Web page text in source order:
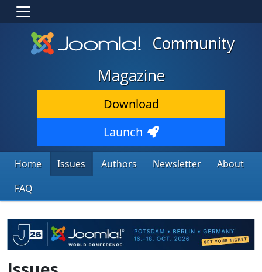
Community
Magazine
Download
Launch
Home Issues Authors Newsletter
About
FAQ